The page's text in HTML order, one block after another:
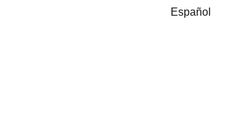
Español